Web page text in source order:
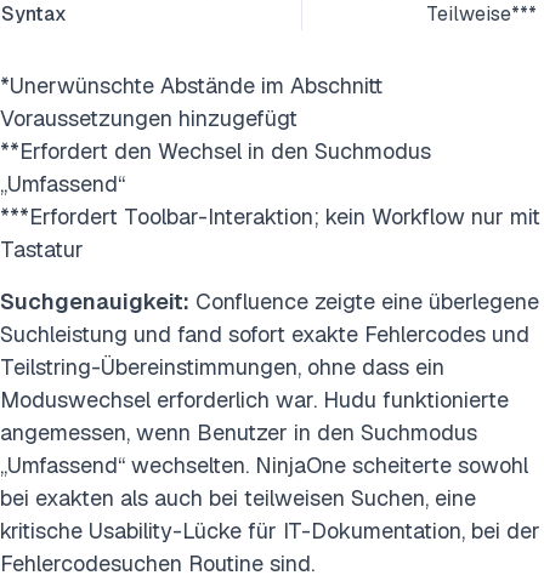
Syntax
Teilweise***
*Unerwünschte Abstände im Abschnitt
Voraussetzungen hinzugefügt
**Erfordert den Wechsel in den Suchmodus
„Umfassend“
***Erfordert Toolbar-Interaktion; kein Workflow nur mit
Tastatur
Suchgenauigkeit: Confluence zeigte eine überlegene
Suchleistung und fand sofort exakte Fehlercodes und
Teilstring-Übereinstimmungen, ohne dass ein
Moduswechsel erforderlich war. Hudu funktionierte
angemessen, wenn Benutzer in den Suchmodus
„Umfassend“ wechselten. NinjaOne scheiterte sowohl
bei exakten als auch bei teilweisen Suchen, eine
kritische Usability-Lücke für IT-Dokumentation, bei der
Fehlercodesuchen Routine sind.